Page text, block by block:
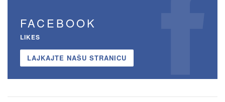
FACEBOOK
LIKES
LAJKAJTE NAŠU STRANICU